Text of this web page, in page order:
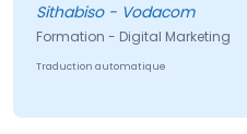
Sithabiso - Vodacom
Formation - Digital Marketing
Traduction automatique